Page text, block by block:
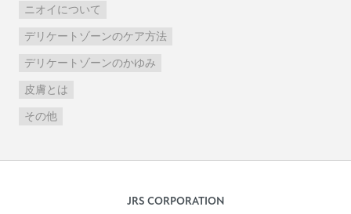
ニオイについて
デリケートゾーンのケア方法
デリケートゾーンのかゆみ
皮膚とは
その他
JRS CORPORATION